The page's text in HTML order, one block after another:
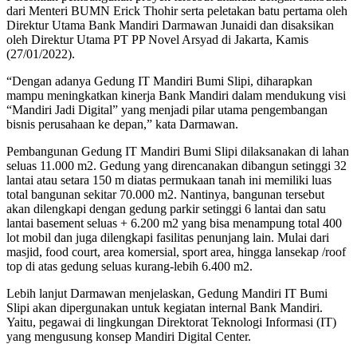
dari Menteri BUMN Erick Thohir serta peletakan batu pertama oleh
Direktur Utama Bank Mandiri Darmawan Junaidi dan disaksikan
oleh Direktur Utama PT PP Novel Arsyad di Jakarta, Kamis
(27/01/2022).
“Dengan adanya Gedung IT Mandiri Bumi Slipi, diharapkan
mampu meningkatkan kinerja Bank Mandiri dalam mendukung visi
“Mandiri Jadi Digital” yang menjadi pilar utama pengembangan
bisnis perusahaan ke depan,” kata Darmawan.
Pembangunan Gedung IT Mandiri Bumi Slipi dilaksanakan di lahan
seluas 11.000 m2. Gedung yang direncanakan dibangun setinggi 32
lantai atau setara 150 m diatas permukaan tanah ini memiliki luas
total bangunan sekitar 70.000 m2. Nantinya, bangunan tersebut
akan dilengkapi dengan gedung parkir setinggi 6 lantai dan satu
lantai basement seluas + 6.200 m2 yang bisa menampung total 400
lot mobil dan juga dilengkapi fasilitas penunjang lain. Mulai dari
masjid, food court, area komersial, sport area, hingga lansekap /roof
top di atas gedung seluas kurang-lebih 6.400 m2.
Lebih lanjut Darmawan menjelaskan, Gedung Mandiri IT Bumi
Slipi akan dipergunakan untuk kegiatan internal Bank Mandiri.
Yaitu, pegawai di lingkungan Direktorat Teknologi Informasi (IT)
yang mengusung konsep Mandiri Digital Center.